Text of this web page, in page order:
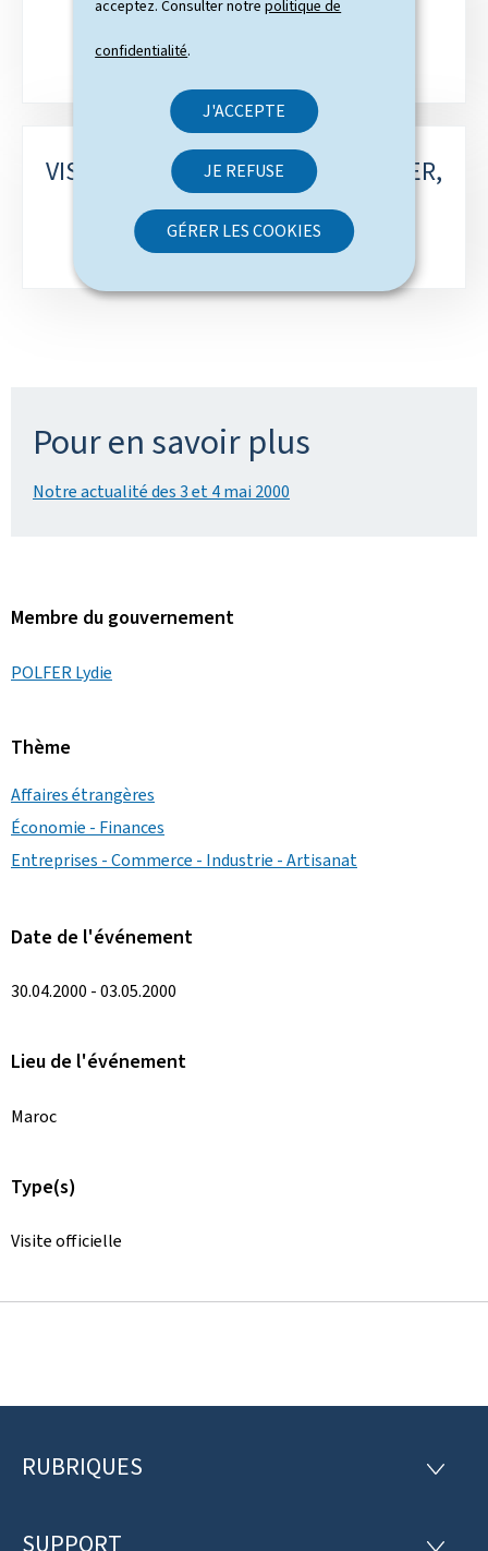
acceptez. Consulter notrepolitique de
confidentialité.
J'ACCEPTE
JE REFUSE
GÉRER LES COOKIES
MINISTRE DES AFFAIRES
ÉTRANGÈRES, AU MAROC
VISITE OFFICIELLE DE LYDIE POLFER,
MINISTRE DES AFFAIRES
ÉTRANGÈRES, AU MAROC
Pour en savoir plus
Notre actualité des 3 et 4 mai 2000
Membre du gouvernement
POLFER Lydie
Thème
Affaires étrangères
Économie - Finances
Entreprises - Commerce - Industrie - Artisanat
Date de l'événement
30.04.2000 - 03.05.2000
Lieu de l'événement
Maroc
Type(s)
Visite officielle
P
RUBRIQUES
R
R
SUPPORT